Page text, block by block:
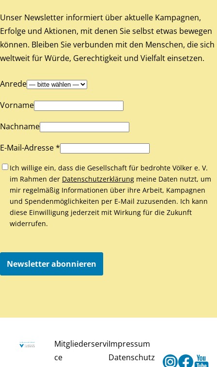
Unser Newsletter informiert über aktuelle Kampagnen,
Erfolge und Aktionen, mit denen Sie selbst etwas bewegen
können. Bleiben Sie verbunden mit den Menschen, die sich
weltweit für Würde, Gerechtigkeit und Vielfalt einsetzen.
Anrede
Vorname
Nachname
E-Mail-Adresse *
Ich willige ein, dass die Gesellschaft für bedrohte Völker e. V.
im Rahmen der Datenschutzerklärung meine Daten nutzt, um
mir regelmäßig Informationen über ihre Arbeit, Kampagnen
und Spendenmöglichkeiten per E-Mail zuzusenden. Ich kann
diese Einwilligung jederzeit mit Wirkung für die Zukunft
widerrufen.
Newsletter abonnieren
Mitgliederservi
ce
Impressum
Datenschutz
Instagram